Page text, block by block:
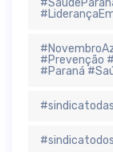
#Prevenção
#Paraná